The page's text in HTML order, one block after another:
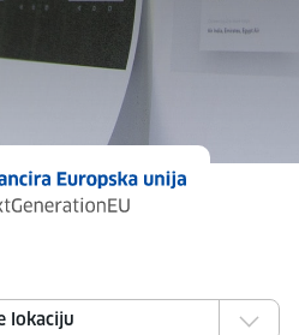
lokaciju